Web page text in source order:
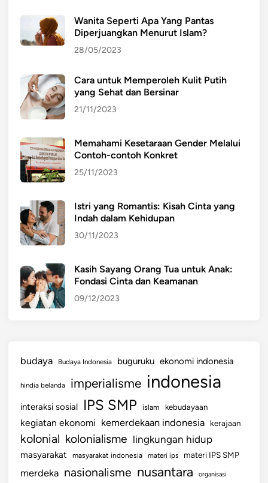
Wanita Seperti Apa Yang Pantas
Diperjuangkan Menurut Islam?
28/05/2023
Cara untuk Memperoleh Kulit Putih
yang Sehat dan Bersinar
21/11/2023
Memahami Kesetaraan Gender Melalui
Contoh-contoh Konkret
25/11/2023
Istri yang Romantis: Kisah Cinta yang
Indah dalam Kehidupan
30/11/2023
Kasih Sayang Orang Tua untuk Anak:
Fondasi Cinta dan Keamanan
09/12/2023
budaya Budaya Indonesia buguruku ekonomi indonesia
hindia belanda imperialisme indonesia
interaksi sosial IPS SMP islam kebudayaan
kegiatan ekonomi kemerdekaan indonesia kerajaan
kolonial kolonialisme lingkungan hidup
masyarakat masyarakat indonesia materi ips materi IPS SMP
merdeka nasionalisme nusantara organisasi